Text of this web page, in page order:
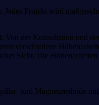
Projekt wird
der Konsultation und
verschiedene
Sicht. Die
und Magnetmethode